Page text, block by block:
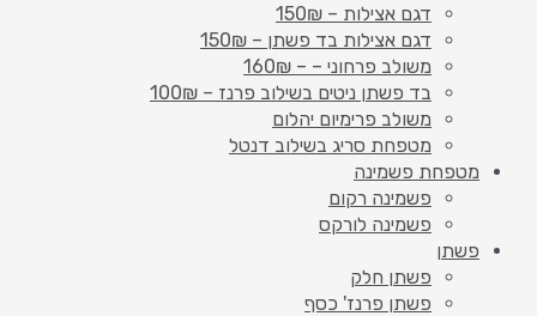
דגם אצילות – 150₪
דגם אצילות בד פשתן – 150₪
משולב פרחוני – – 160₪
בד פשתן ניטים בשילוב פרנז – 100₪
משולב פרימיום יהלום
מטפחת סריג בשילוב דנטל
מטפחת פשמינה
פשמינה רקום
פשמינה לורקס
פשתן
פשתן חלק
פשתן פרנז' כסף